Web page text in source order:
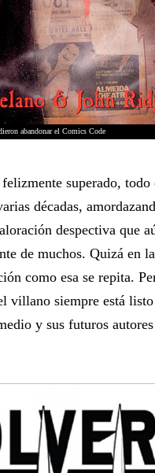
abandonar el Comics Code
superado,
décadas,
despectiva que
de muchos. Quizá en
como esa se repita.
villano siempre está
y sus futuros